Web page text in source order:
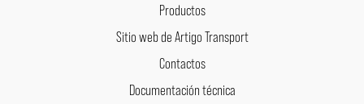
Productos
Sitio web de Artigo Transport
Contactos
Documentación técnica